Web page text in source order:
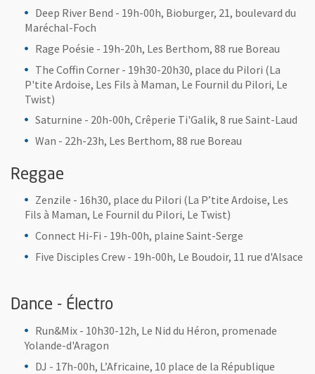
Deep River Bend - 19h-00h, Bioburger, 21, boulevard du
Maréchal-Foch
Rage Poésie - 19h-20h, Les Berthom, 88 rue Boreau
The Coffin Corner - 19h30-20h30, place du Pilori (La
P'tite Ardoise, Les Fils à Maman, Le Fournil du Pilori, Le
Twist)
Saturnine - 20h-00h, Crêperie Ti'Galik, 8 rue Saint-Laud
Wan - 22h-23h, Les Berthom, 88 rue Boreau
Reggae
Zenzile - 16h30, place du Pilori (La P’tite Ardoise, Les
Fils à Maman, Le Fournil du Pilori, Le Twist)
Connect Hi-Fi - 19h-00h, plaine Saint-Serge
Five Disciples Crew - 19h-00h, Le Boudoir, 11 rue d'Alsace
Dance - Électro
Run&Mix - 10h30-12h, Le Nid du Héron, promenade
Yolande-d'Aragon
DJ - 17h-00h, L’Africaine, 10 place de la République